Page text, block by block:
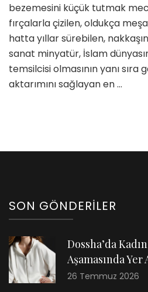
bezemesini küçük tutmak
fırçalarla çizilen, oldukça
hatta yıllar sürebilen,
sanat minyatür, İslam
temsilcisi olmasının yanı
aktarımını sağlayan en …
SON GÖNDERILER
Dossha’da
Aşamasında Yer
26 Temmuz 2026